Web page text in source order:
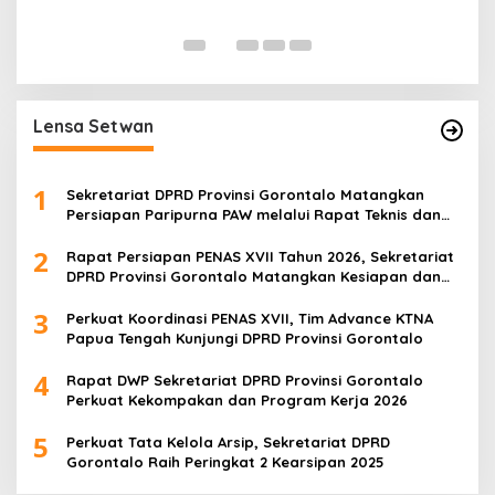
Lensa Setwan
1
Sekretariat DPRD Provinsi Gorontalo Matangkan
Persiapan Paripurna PAW melalui Rapat Teknis dan
2
Rapat Persiapan PENAS XVII Tahun 2026, Sekretariat
DPRD Provinsi Gorontalo Matangkan Kesiapan dan
3
Perkuat Koordinasi PENAS XVII, Tim Advance KTNA
Papua Tengah Kunjungi DPRD Provinsi Gorontalo
4
Rapat DWP Sekretariat DPRD Provinsi Gorontalo
Perkuat Kekompakan dan Program Kerja 2026
5
Perkuat Tata Kelola Arsip, Sekretariat DPRD
Gorontalo Raih Peringkat 2 Kearsipan 2025